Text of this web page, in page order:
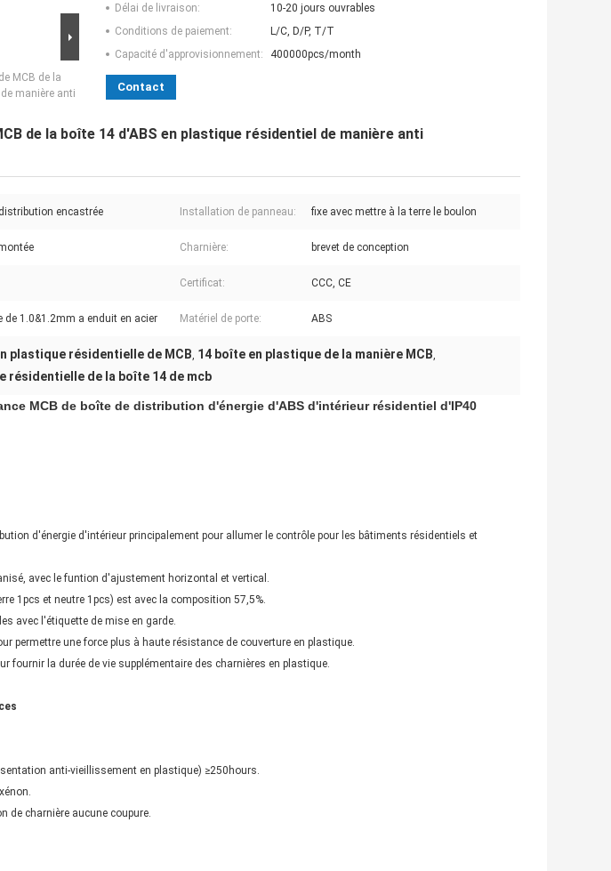
MCB de la
manière anti
Délai de livraison:
10-20 jours ouvrables
Conditions de paiement:
L/C, D/P, T/T
Capacité d'approvisionnement:
400000pcs/month
Contact
de la boîte 14 d'ABS en plastique résidentiel de manière anti
encastrée Installation de panneau: fixe avec mettre à la terre le boulon
Charnière: brevet de conception
Certificat: CCC, CE
de 1.0&1.2mm a enduit en acier Matériel de porte: ABS
plastique résidentielle de MCB, 14 boîte en plastique de la manière MCB,
résidentielle de la boîte 14 de mcb
MCB de boîte de distribution d'énergie d'ABS d'intérieur résidentiel d'IP40
d'énergie d'intérieur principalement pour allumer le contrôle pour les bâtiments résidentiels et
avec le funtion d'ajustement horizontal et vertical.
1pcs et neutre 1pcs) est avec la composition 57,5%.
avec l'étiquette de mise en garde.
permettre une force plus à haute résistance de couverture en plastique.
fournir la durée de vie supplémentaire des charnières en plastique.
anti-vieillissement en plastique) ≥250hours.
de charnière aucune coupure.